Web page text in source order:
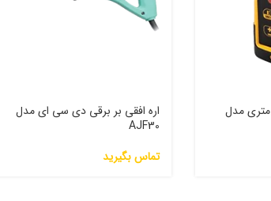
متر لیزری دیوالت 50 متری مدل
اره افقی بر برقی دی سی ای مدل
AJF30
تماس بگیرید